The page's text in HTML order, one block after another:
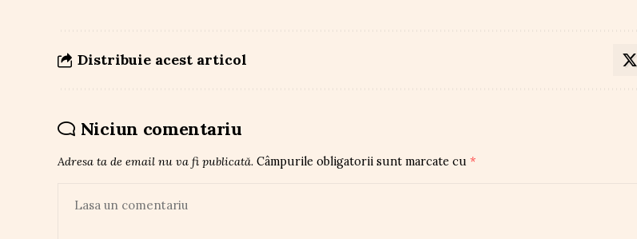
Distribuie acest articol
Niciun comentariu
Adresa ta de email nu va fi publicată. Câmpurile obligatorii sunt marcate cu *